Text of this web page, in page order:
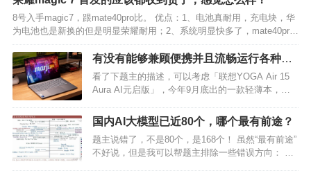
多少吧。图片说话： 解释一下吧。…
8号入手magic7，跟mate40pro比。 优点：1、电池真耐用，充电块，华
为电池也是新换的但是明显荣耀耐用；2、系统明显快多了，mate40pro
下半年开始卡的不行，实在受不了了。3、声音、震动效果提升明显，指
纹反应灵敏很多。 缺点：…有没有能够兼顾便携并且流畅运行各种AI
应用的笔记本？求推荐?
看了下题主的描述，可以考虑「联想YOGA Air 15
Aura AI元启版」，今年9月底出的一款轻薄本，也
新的「酷睿 Ultra 7 258V」，主要亮点就是AI性能、
图形处理能力和能效，很…
国内AI大模型已近80个，哪个最有前途？
题主说错了，不是80个，是168个！ 虽然“最有前途”
不好说，但是我可以帮题主排除一些错误方向： 开